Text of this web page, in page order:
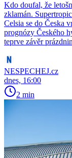
Kdo doufal, že
zklamán.
Celsia se do Česka
prognózy Českého
teprve závěr
NESPECHEJ.cz
dnes, 16:00
2 min